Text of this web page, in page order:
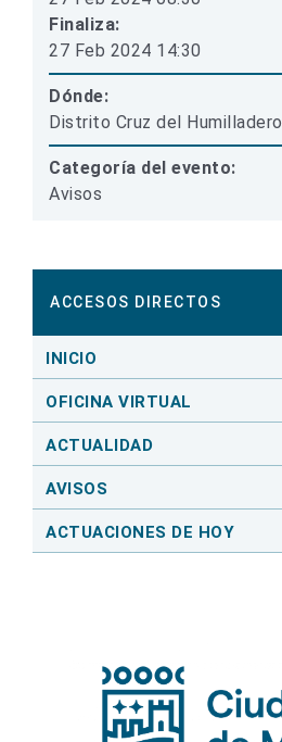
Finaliza:
27 Feb 2024 14:30
Dónde:
Distrito Cruz del Humilladero
Categoría del evento:
Avisos
ACCESOS DIRECTOS
INICIO
OFICINA VIRTUAL
ACTUALIDAD
AVISOS
ACTUACIONES DE HOY